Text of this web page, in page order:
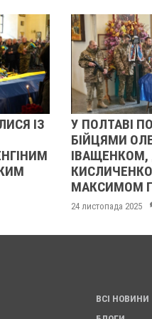
ПОПРОЩАЛИСЯ ІЗ
ОЛЕКСАНДРОМ
ДМИТРОМ
ТА
ГОНЧАРЕНКОМ
0
ВСІ НОВИНИ